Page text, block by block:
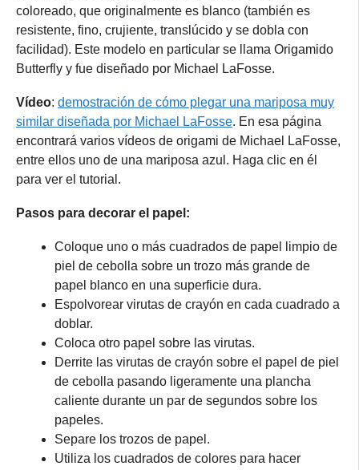
coloreado, que originalmente es blanco (también es
resistente, fino, crujiente, translúcido y se dobla con
facilidad). Este modelo en particular se llama Origamido
Butterfly y fue diseñado por Michael LaFosse.
Vídeo: demostración de cómo plegar una mariposa muy
similar diseñada por Michael LaFosse. En esa página
encontrará varios vídeos de origami de Michael LaFosse,
entre ellos uno de una mariposa azul. Haga clic en él
para ver el tutorial.
Pasos para decorar el papel:
Coloque uno o más cuadrados de papel limpio de
piel de cebolla sobre un trozo más grande de
papel blanco en una superficie dura.
Espolvorear virutas de crayón en cada cuadrado a
doblar.
Coloca otro papel sobre las virutas.
Derrite las virutas de crayón sobre el papel de piel
de cebolla pasando ligeramente una plancha
caliente durante un par de segundos sobre los
papeles.
Separe los trozos de papel.
Utiliza los cuadrados de colores para hacer